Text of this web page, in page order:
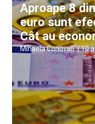
Aproape 8
euro sunt
Cât au
Mihaela Conovali |10